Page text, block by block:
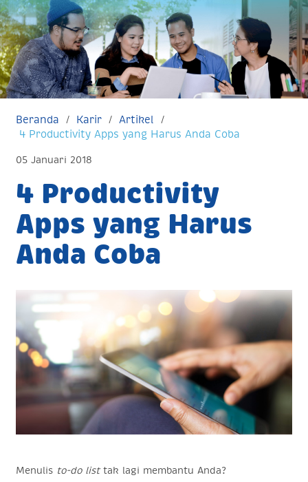
Beranda Karir
Artikel
4 Productivity Apps yang Harus Anda Coba
05 Januari 2018
4 Productivity
Apps yang Harus
Anda Coba
Menulis to-do listtak lagi membantu Anda?